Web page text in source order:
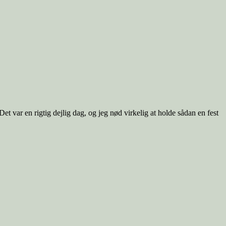
var en rigtig dejlig dag, og jeg nød virkelig at holde sådan en fest